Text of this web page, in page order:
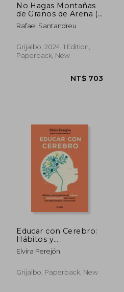
NT$ 657
No Hagas Montañas
de Granos de Arena (Y
Todo Son Granos de
Arena) / Don't Make a
Molehill (and
Everything Is a
Rafael Santandreu
Grijalbo, 2024, 1 Edition,
Paperback, New
Educar con Cerebro:
Hábitos y
Herramientas de
Crianza y
Crecer con Salud
Elvira Perejón
Grijalbo, Paperback, New